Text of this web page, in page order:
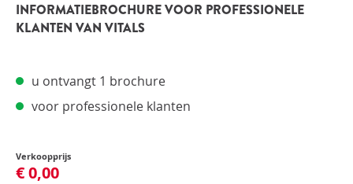
INFORMATIEBROCHURE VOOR PROFESSIONELE
KLANTEN VAN VITALS
u ontvangt 1 brochure
voor professionele klanten
Verkoopprijs
€ 0,00